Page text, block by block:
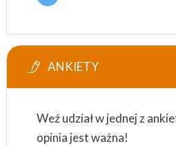
ANKIETY
Weź udział w jednej z
opinia jest ważna!